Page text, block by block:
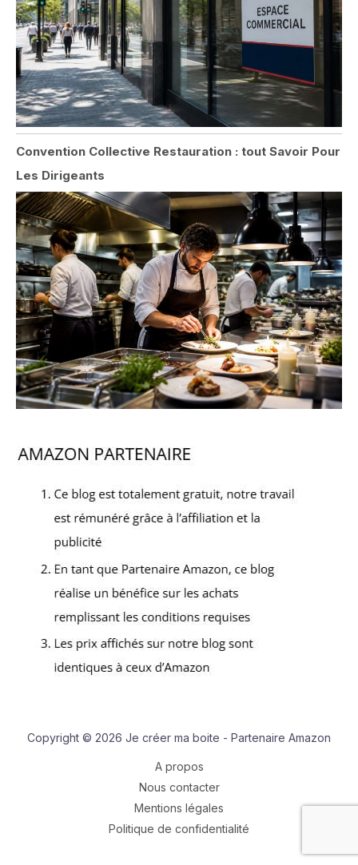
Convention Collective Restauration : tout Savoir Pour
Les Dirigeants
Copyright © 2026 Je créer ma boite - Partenaire Amazon
A propos
Nous contacter
Mentions légales
Politique de confidentialité